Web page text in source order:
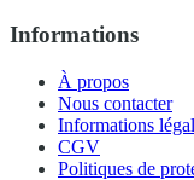
Informations
À propos
Nous contacter
Informations
CGV
Politiques de